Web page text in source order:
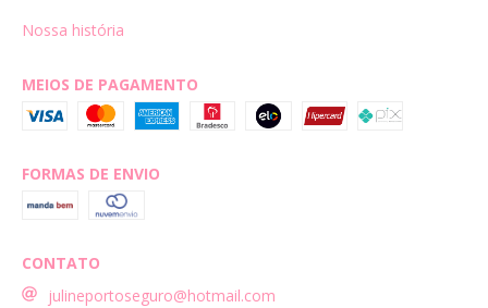
Nossa história
MEIOS DE PAGAMENTO
FORMAS DE ENVIO
CONTATO
julineportoseguro@hotmail.com